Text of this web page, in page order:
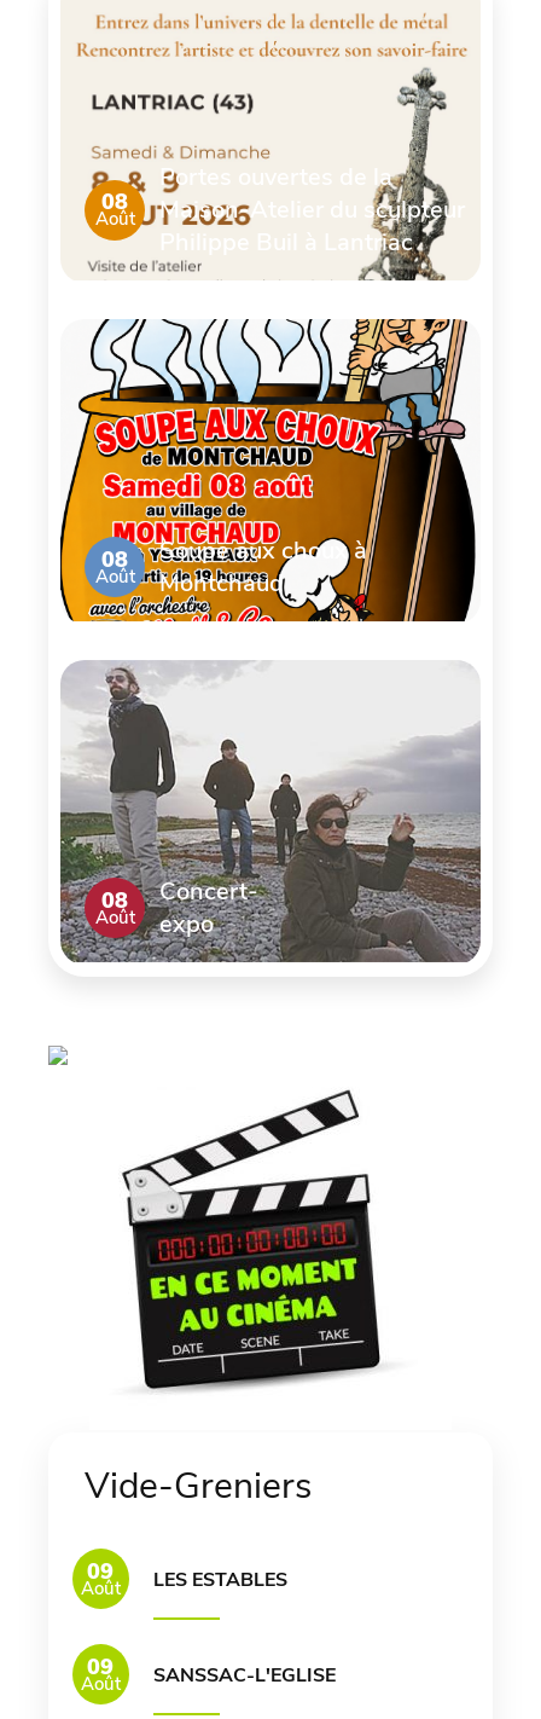
08
Août
Portes ouvertes de la
Maison-Atelier du sculpteur
Philippe Buil à Lantriac
08
Août
Soupe aux choux à
Montchaud
08
Août
Concert-
expo
Vide-Greniers
09
Août LES ESTABLES
09
Août SANSSAC-L'EGLISE